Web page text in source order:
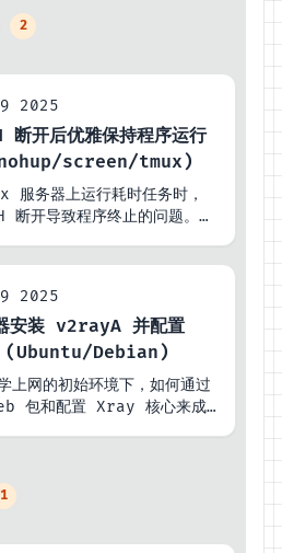
2
2025
开后优雅保持程序运行
screen/tmux)
务器上运行耗时任务时，
断开导致程序终止的问题。对
2025
安装 v2rayA 并配置
(Ubuntu/Debian)
上网的初始环境下，如何通过
包和配置 Xray 核心来成
1